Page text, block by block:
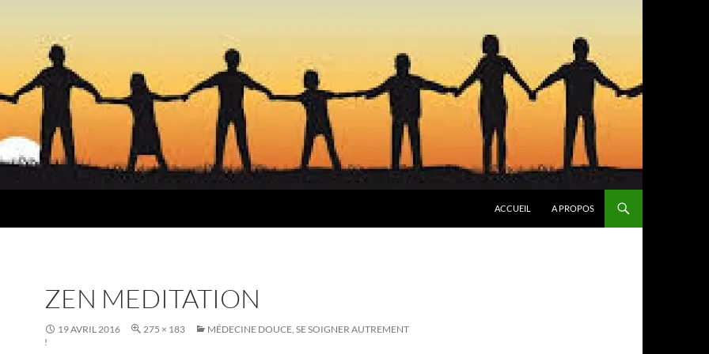
ACCUEIL A PROPOS
ZEN MEDITATION
19 AVRIL 2016 275 × 183
MÉDECINE DOUCE, SE SOIGNER AUTREMENT
!